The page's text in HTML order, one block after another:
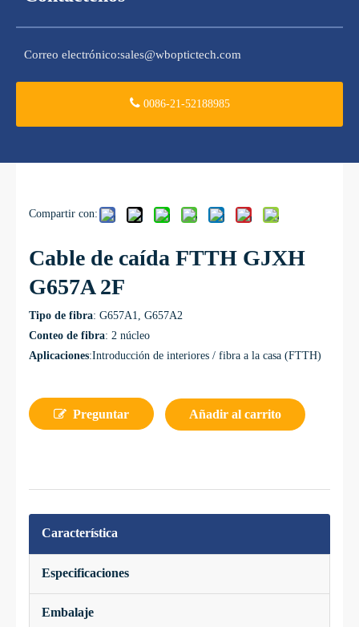
Correo electrónico:sales@wboptictech.com
0086-21-52188985
Compartir con:
Cable de caída FTTH GJXH
G657A 2F
Tipo de fibra: G657A1, G657A2
Conteo de fibra: 2 núcleo
Aplicaciones:Introducción de interiores / fibra a la casa (FTTH)
Preguntar Añadir al carrito
Característica
Especificaciones
Embalaje